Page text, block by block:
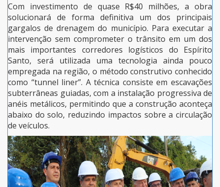
Com investimento de quase R$40 milhões, a obra
solucionará de forma definitiva um dos principais
gargalos de drenagem do município. Para executar a
intervenção sem comprometer o trânsito em um dos
mais importantes corredores logísticos do Espírito
Santo, será utilizada uma tecnologia ainda pouco
empregada na região, o método construtivo conhecido
como “tunnel liner”. A técnica consiste em escavações
subterrâneas guiadas, com a instalação progressiva de
anéis metálicos, permitindo que a construção aconteça
abaixo do solo, reduzindo impactos sobre a circulação
de veículos.